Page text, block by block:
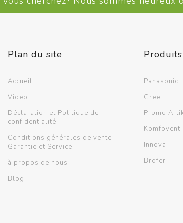
murals / Blocs de
plus
Plan du site
Accueil
Video
Déclaration et Politique de
confidentialité
Conditions générales de vente -
Garantie et Service
à propos de nous
Blog
Produits
Panasonic
Gree
Promo
Komfovent
Innova
Brofer